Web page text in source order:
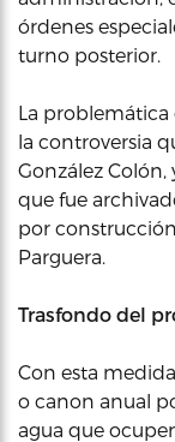
órdenes
turno posterior.
La problemática
la controversia
González Colón,
que fue
por
Parguera.
Trasfondo del
Con esta
o canon anual
agua que